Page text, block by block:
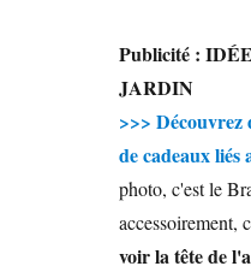
Publicité :
JARDIN
>>> Découvrez
de cadeaux
photo, c'est le
accessoirement,
voir la tête de